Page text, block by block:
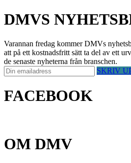
DMVS
Varannan fredag kommer DMVs
att på ett kostnadsfritt sätt ta del av ett
de senaste nyheterna från branschen.
SKRIV
FACEBOOK
OM DMV